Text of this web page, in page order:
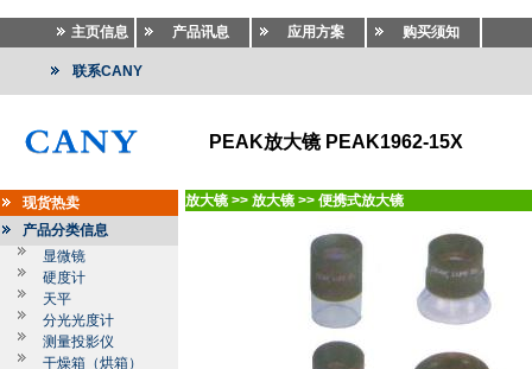
主页信息 产品讯息 应用方案 购买须知
联系CANY
PEAK放大镜 PEAK1962-15X
现货热卖
产品分类信息
显微镜
硬度计
天平
分光光度计
测量投影仪
干燥箱（烘箱）
放大镜 >> 放大镜 >> 便携式放大镜